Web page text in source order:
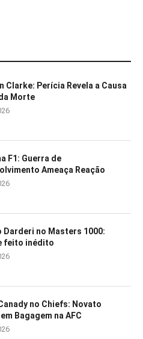
Clarke: Perícia Revela a Causa
Morte
F1: Guerra de
Ameaça Reação
Darderi no Masters 1000:
feito inédito
no Chiefs: Novato
Bagagem na AFC